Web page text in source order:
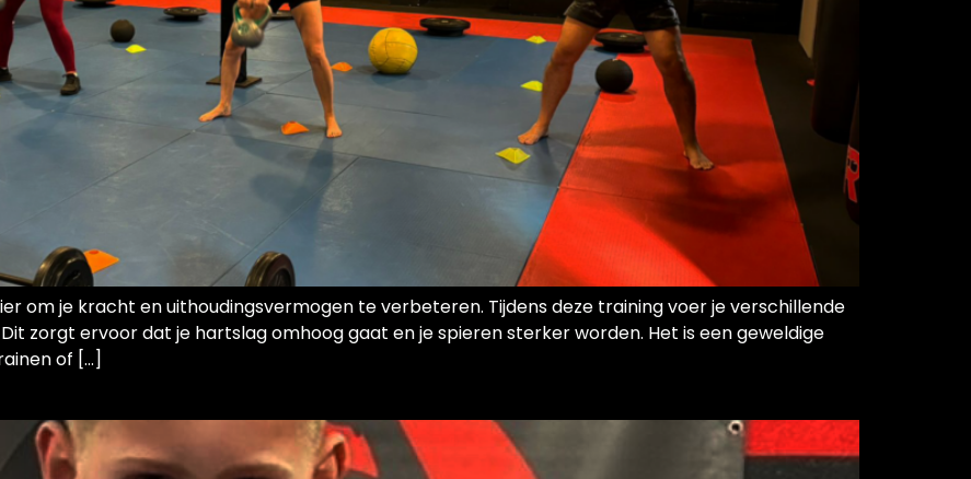
om je kracht en uithoudingsvermogen te verbeteren. Tijdens deze training voer je verschillende
zorgt ervoor dat je hartslag omhoog gaat en je spieren sterker worden. Het is een geweldige
of […]